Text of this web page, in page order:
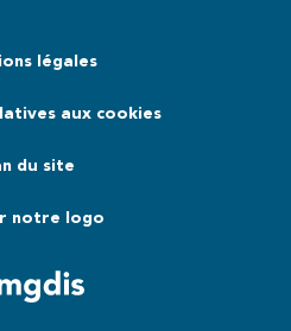
légales
aux cookies
du site
notre logo